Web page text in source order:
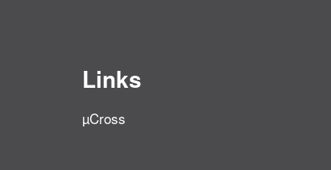
Links
µCross